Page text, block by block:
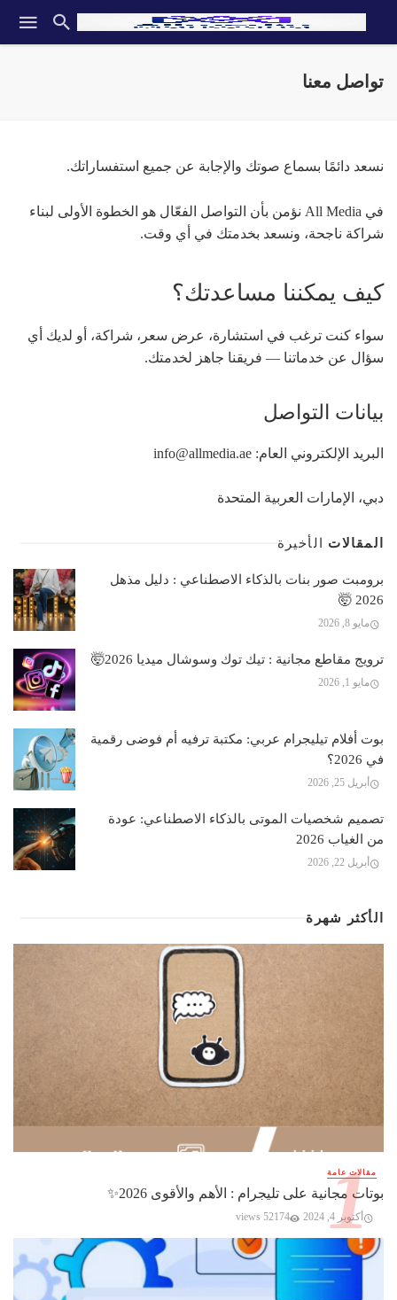
تواصل معنا
نسعد دائمًا بسماع صوتك والإجابة عن جميع استفساراتك.
في All Media نؤمن بأن التواصل الفعّال هو الخطوة الأولى لبناء
شراكة ناجحة، ونسعد بخدمتك في أي وقت.
كيف يمكننا مساعدتك؟
سواء كنت ترغب في استشارة، عرض سعر، شراكة، أو لديك أي
سؤال عن خدماتنا — فريقنا جاهز لخدمتك.
بيانات التواصل
البريد الإلكتروني العام: info@allmedia.ae
دبي، الإمارات العربية المتحدة
المقالات الأخيرة
برومبت صور بنات بالذكاء الاصطناعي : دليل مذهل
2026 🤯
مايو 8, 2026
ترويج مقاطع مجانية : تيك توك وسوشال ميديا 2026🤯
مايو 1, 2026
بوت أفلام تيليجرام عربي: مكتبة ترفيه أم فوضى رقمية
في 2026؟
أبريل 25, 2026
تصميم شخصيات الموتى بالذكاء الاصطناعي: عودة
من الغياب 2026
أبريل 22, 2026
الأكثر شهرة
مقالات عامة
بوتات مجانية على تليجرام : الأهم والأقوى 2026✨️
أكتوبر 4, 2024 52174 views